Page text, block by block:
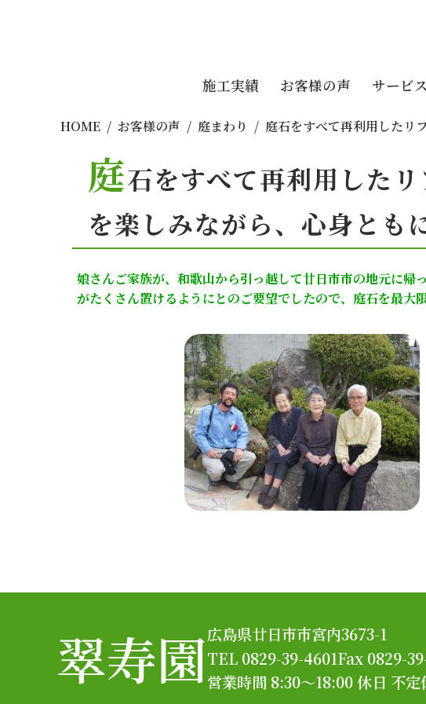
施工実績 お客様の声 サービ
HOME お客様の声 庭まわり 庭石をすべて再利用したリ
庭石をすべて再利用した
を楽しみながら、心身とも
娘さんご家族が、和歌山から引っ越して廿日市市の地元に
がたくさん置けるようにとのご要望でしたので、庭石を最大
翠寿園広島県廿日市市宮内3673-1
TEL 0829-39-4601Fax 0829-
営業時間 8:30～18:00休日 不定